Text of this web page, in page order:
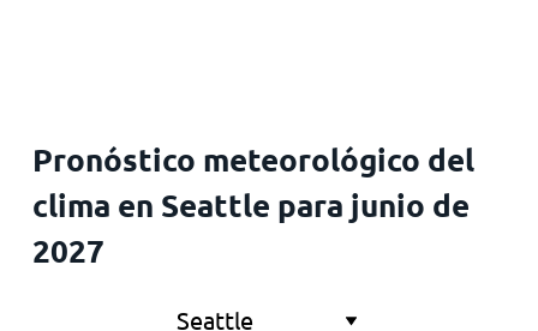
Pronóstico meteorológico del
clima en Seattle para junio de
2027